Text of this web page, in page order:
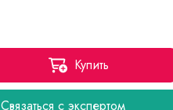
Купить
Связаться с экспертом